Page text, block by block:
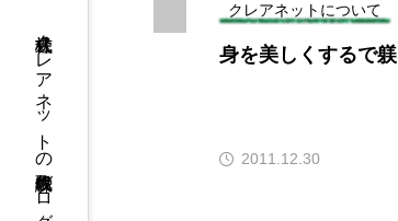
株式会社クレアネットの代表取締役ブログ
クレアネットについて
身を美しくするで躾
2011.12.30